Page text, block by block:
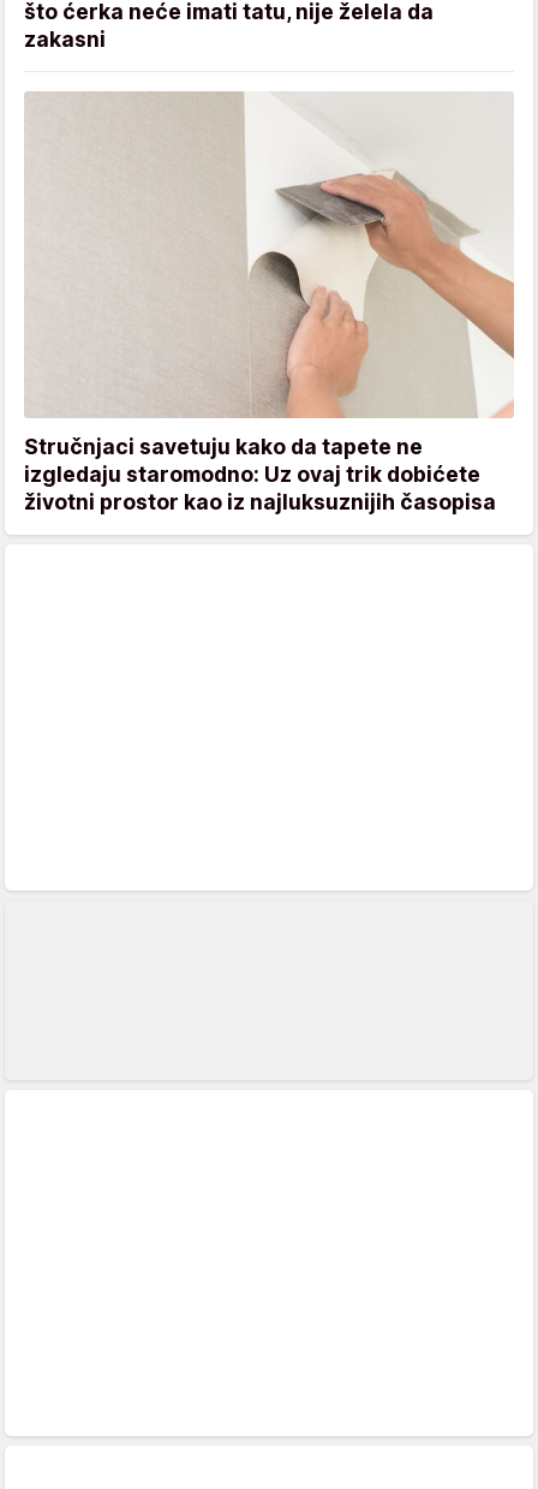
što ćerka neće imati tatu, nije želela da
zakasni
Stručnjaci savetuju kako da tapete ne
izgledaju staromodno: Uz ovaj trik dobićete
životni prostor kao iz najluksuznijih časopisa